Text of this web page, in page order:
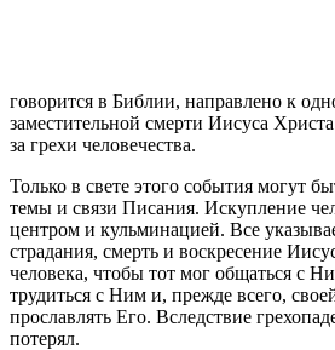
говорится в Библии, направлено к
заместительной смерти Иисуса
за грехи человечества.
Только в свете этого события могут
темы и связи Писания. Искупление
центром и кульминацией. Все
страдания, смерть и воскресение
человека, чтобы тот мог общаться с
трудиться с Ним и, прежде всего,
прославлять Его. Вследствие
потерял.